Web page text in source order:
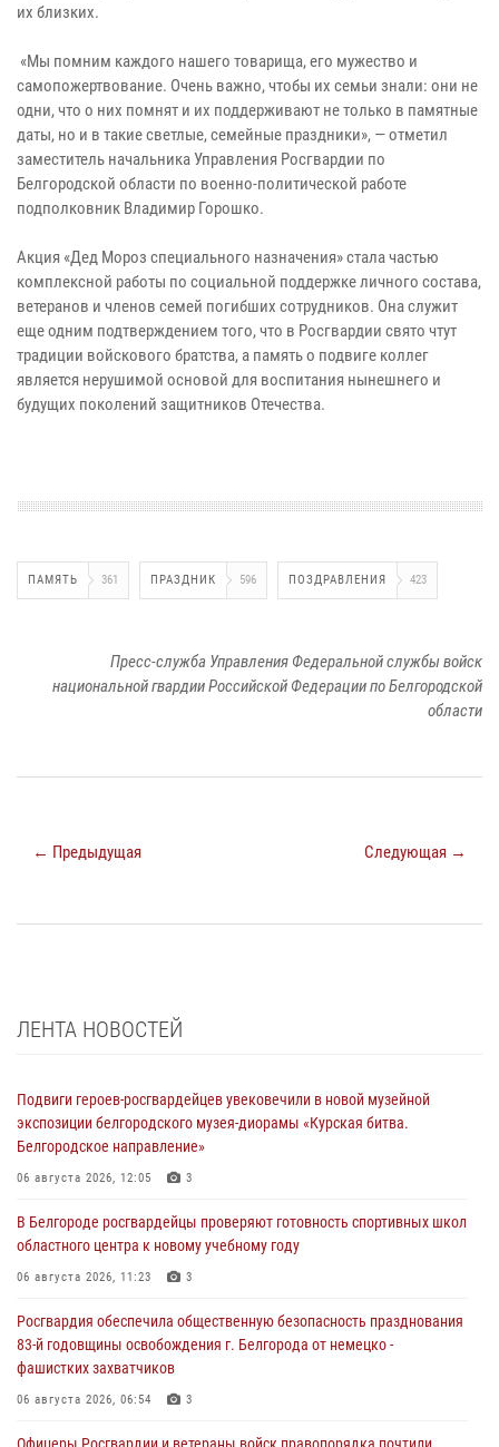
их близких.
«Мы помним каждого нашего товарища, его мужество и
самопожертвование. Очень важно, чтобы их семьи знали: они не
одни, что о них помнят и их поддерживают не только в памятные
даты, но и в такие светлые, семейные праздники», — отметил
заместитель начальника Управления Росгвардии по
Белгородской области по военно-политической работе
подполковник Владимир Горошко.
Акция «Дед Мороз специального назначения» стала частью
комплексной работы по социальной поддержке личного состава,
ветеранов и членов семей погибших сотрудников. Она служит
еще одним подтверждением того, что в Росгвардии свято чтут
традиции войскового братства, а память о подвиге коллег
является нерушимой основой для воспитания нынешнего и
будущих поколений защитников Отечества.
ПАМЯТЬ 361 ПРАЗДНИК 596 ПОЗДРАВЛЕНИЯ 423
Пресс-служба Управления Федеральной службы войск
национальной гвардии Российской Федерации по Белгородской
области
← Предыдущая Следующая →
ЛЕНТА НОВОСТЕЙ
Подвиги героев‑росгвардейцев увековечили в новой музейной
экспозиции белгородского музея‑диорамы «Курская битва.
Белгородское направление»
06 августа 2026, 12:05 3
В Белгороде росгвардейцы проверяют готовность спортивных школ
областного центра к новому учебному году
06 августа 2026, 11:23 3
Росгвардия обеспечила общественную безопасность празднования
83-й годовщины освобождения г. Белгорода от немецко -
фашистких захватчиков
06 августа 2026, 06:54 3
Офицеры Росгвардии и ветераны войск правопорядка почтили